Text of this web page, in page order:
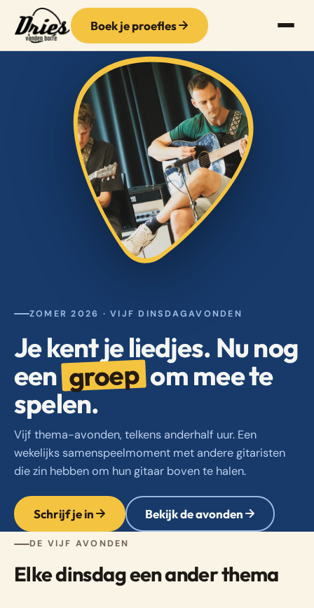
Boek je proefles
ZOMER 2026 · VIJF DINSDAGAVONDEN
Je kent je liedjes. Nu nog
eengroepom mee te
spelen.
Vijf thema-avonden, telkens anderhalf uur. Een
wekelijks samenspeelmoment met andere gitaristen
die zin hebben om hun gitaar boven te halen.
Schrijf je in Bekijk de avonden
DE VIJF AVONDEN
Elke dinsdag een ander thema